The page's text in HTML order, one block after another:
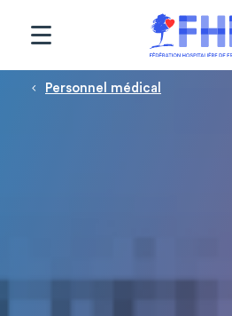
Fil d'Ariane
Personnel médical
Panneau de gestion des cookies